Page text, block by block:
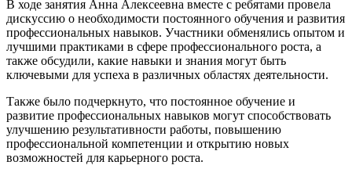
В ходе занятия Анна Алексеевна вместе с ребятами провела
дискуссию о необходимости постоянного обучения и развития
профессиональных навыков. Участники обменялись опытом и
лучшими практиками в сфере профессионального роста, а
также обсудили, какие навыки и знания могут быть
ключевыми для успеха в различных областях деятельности.
Также было подчеркнуто, что постоянное обучение и
развитие профессиональных навыков могут способствовать
улучшению результативности работы, повышению
профессиональной компетенции и открытию новых
возможностей для карьерного роста.